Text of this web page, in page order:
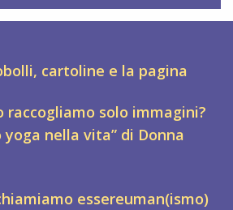
cartoline e la pagina
raccogliamo solo immagini?
yoga nella vita” di Donna
essereuman(ismo)